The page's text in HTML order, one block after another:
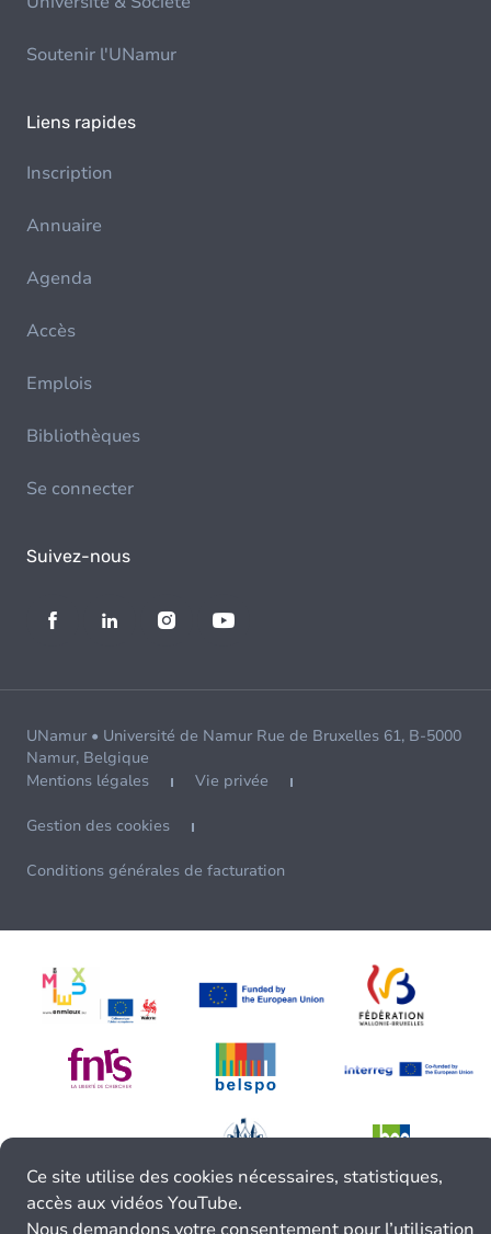
Soutenir l'UNamur
Liens rapides
Inscription
Annuaire
Agenda
Accès
Emplois
Bibliothèques
Se connecter
Suivez-nous
UNamur • Université de Namur Rue de Bruxelles 61, B-5000
Namur, Belgique
Mentions légales
Vie privée
Gestion des cookies
Conditions générales de facturation
Ce site utilise des cookies nécessaires, statistiques,
accès aux vidéos YouTube.